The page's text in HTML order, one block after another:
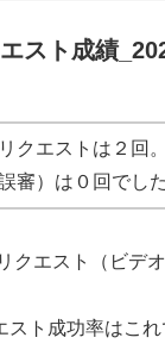
スト成績
クエストは２回。
審）は０回でした
クエスト（ビデ
ト成功率はこれ